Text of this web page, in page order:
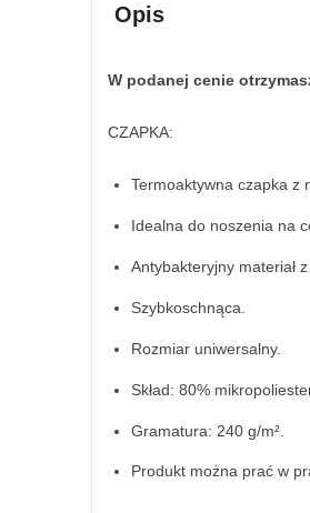
Opis
W podanej cenie
CZAPKA:
Termoaktywna czapka z
Idealna do noszenia na
Antybakteryjny materiał
Szybkoschnąca.
Rozmiar uniwersalny.
Skład: 80%
Gramatura: 240 g/m².
Produkt można prać w